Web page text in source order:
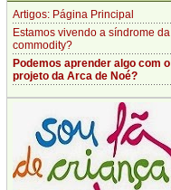
Artigos: Página Principal
Estamos vivendo a síndrome da
commodity?
Podemos aprender algo com o
projeto da Arca de Noé?